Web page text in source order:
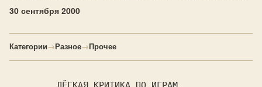
30 сентября 2000
Категории→Разное→Прочее